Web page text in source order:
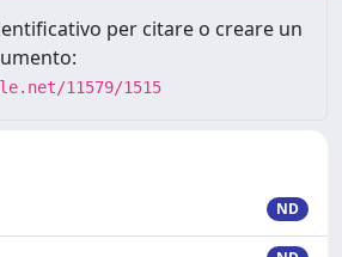
per citare o creare un
11579/1515
ND